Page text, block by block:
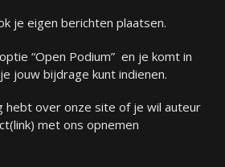
je eigen berichten plaatsen.
“Open Podium” en je komt in
jouw bijdrage kunt indienen.
hebt over onze site of je wil auteur
(link) met ons opnemen